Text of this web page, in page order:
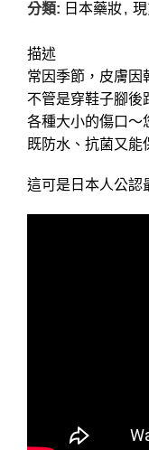
分類: 日本藥妝,
描述
常因季節，皮膚因
不管是穿鞋子腳後
各種大小的傷口～
既防水、抗菌又能
這可是日本人公認